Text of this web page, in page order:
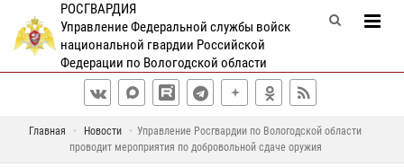
РОСГВАРДИЯ
Управление Федеральной службы войск
национальной гвардии Российской
Федерации по Вологодской области
Главная Новости
Управление Росгвардии по Вологодской области
проводит мероприятия по добровольной сдаче оружия